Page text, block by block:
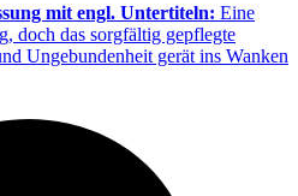
mit engl. Untertiteln: Eine
doch das sorgfältig gepflegte
Ungebundenheit gerät ins Wanken